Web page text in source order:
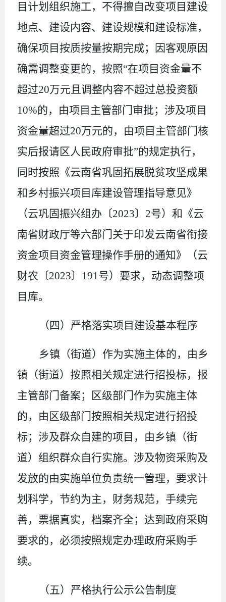
目计划组织施工，不得擅自改变项目建设
地点、建设内容、建设规模和建设标准，
确保项目按质按量按期完成；因客观原因
确需调整变更的， 按照“在项目资金量不
超过20万元且调整内容不超过总投资额
10%的，由项目主管部门审批；涉及项目
资金量超过20万元的，由项目主管部门核
实后报请区人民政府审批”的规定执行，
同时按照 《云南省巩固拓展脱贫攻坚成果
和乡村振兴项目库建设管理指导意见》
（云巩固振兴组办 〔2023〕 2号）和《云
南省财政厅等六部门关于印发云南省衔接
资金项目资金管理操作手册的通知》（云
财农 〔2023〕 191 号）要求，动态调整项
目库。
（四）严格落实项目建设基本程序
乡镇（街道）作为实施主体的，由乡
镇（街道）按照相关规定进行招投标，报
主管部门备案；区级部门作为实施主体
的，由区级部门按照相关规定进行招投
标；涉及群众自建的项目，由乡镇（街
道）组织群众自行实施。涉及物资采购及
发放的由实施单位负责统一管理， 要求计
划科学，节约为主，财务规范，手续完
善，票据真实，档案齐全；达到政府采购
要求的，必须按照规定办理政府采购手
续。
（五）严格执行公示公告制度